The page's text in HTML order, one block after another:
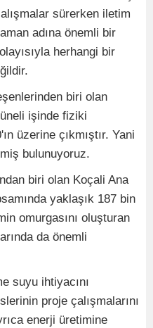
sürerken iletim
adına önemli bir
herhangi bir
biri olan
işinde fiziki
üzerine çıkmıştır. Yani
bulunuyoruz.
biri olan Koçali Ana
yaklaşık 187 bin
omurgasını oluşturan
da önemli
suyu ihtiyacını
proje çalışmalarını
enerji üretimine